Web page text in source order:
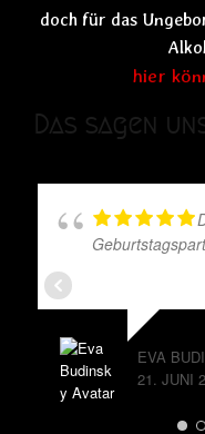
doch für das
hier
Das sagen
EVA
21. JUNI